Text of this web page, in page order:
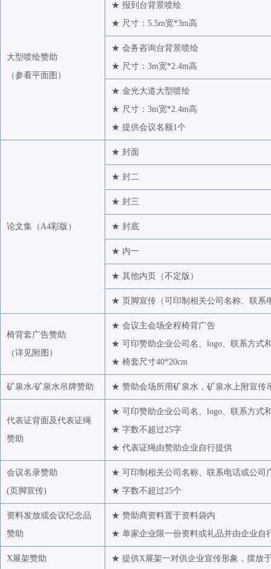
大型喷绘赞助
（参看平面图 ）
★ 报到台背景喷绘
★ 尺寸：5.5m宽*3m高
★ 会务咨询台背景喷绘
★ 尺寸：3m宽*2.4m高
★ 金光大道大型喷绘
★ 尺寸：3m宽*2.4m高
★ 提供会议名额1个
论文集（A4彩版）
★ 封面
★ 封二
★ 封三
★ 封底
★ 内一
★ 其他内页（不定版）
★ 页脚宣传（可印制相关公司名称、联系
椅背套广告赞助
（详见附图 ）
★ 会议主会场全程椅背广告
★ 可印赞助企业公司名、logo、联系方式
★ 椅套尺寸40*20cm
矿泉水/矿泉水吊牌赞助 ★ 赞助会场所用矿泉水，矿泉水上附宣传
代表证背面及代表证绳
赞助
★ 可印赞助企业公司名、logo、联系方式
★ 字数不超过25字
★ 代表证绳由赞助企业自行提供
会议名录赞助
(页脚宣传)
★ 可印制相关公司名称、联系电话或公司
★ 字数不超过25个
资料发放或会议纪念品
赞助
★ 赞助商资料置于资料袋内
★ 单家企业限一份资料或礼品并由企业自
X展架赞助 ★ 提供X展架一对供企业宣传形象，摆放